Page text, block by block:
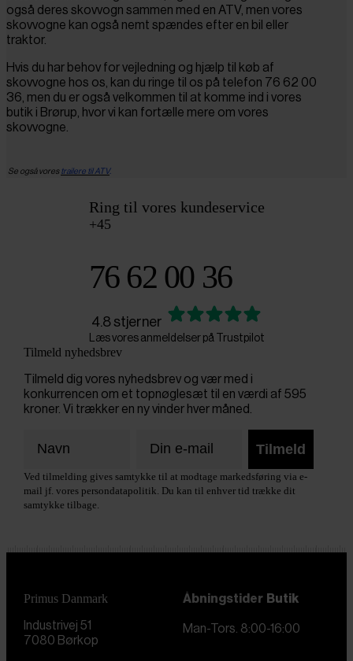
også deres skovvogn sammen med en ATV, men vores
skovvogne kan også nemt spændes efter en bil eller
traktor.
Hvis du har behov for vejledning og hjælp til køb af
skovvogne hos os, kan du ringe til os på telefon 76 62 00
36, men du er også velkommen til at komme ind i vores
butik i Brørup, hvor vi kan fortælle mere om vores
skovvogne.
Se også vorestrailere til ATV.
Ring til vores kundeservice
+45
76 62 00 36
4.8 stjerner
Læs vores anmeldelser på Trustpilot
Tilmeld nyhedsbrev
Tilmeld dig vores nyhedsbrev og vær med i
konkurrencen om et topnøglesæt til en værdi af 595
kroner. Vi trækker en ny vinder hver måned.
Tilmeld
Ved tilmelding gives samtykke til at modtage markedsføring via e-
mail jf. vores persondatapolitik. Du kan til enhver tid trække dit
samtykke tilbage.
Primus Danmark
Industrivej 51
7080 Børkop
Åbningstider Butik
Man-Tors. 8:00-16:00